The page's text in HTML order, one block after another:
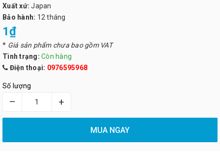
Xuất xứ: Japan
Bảo hành: 12 tháng
1₫
* Giá sản phẩm chưa bao gồm VAT
Tình trạng: Còn hàng
Điện thoại: 0976595968
Số lượng
– +
MUA NGAY